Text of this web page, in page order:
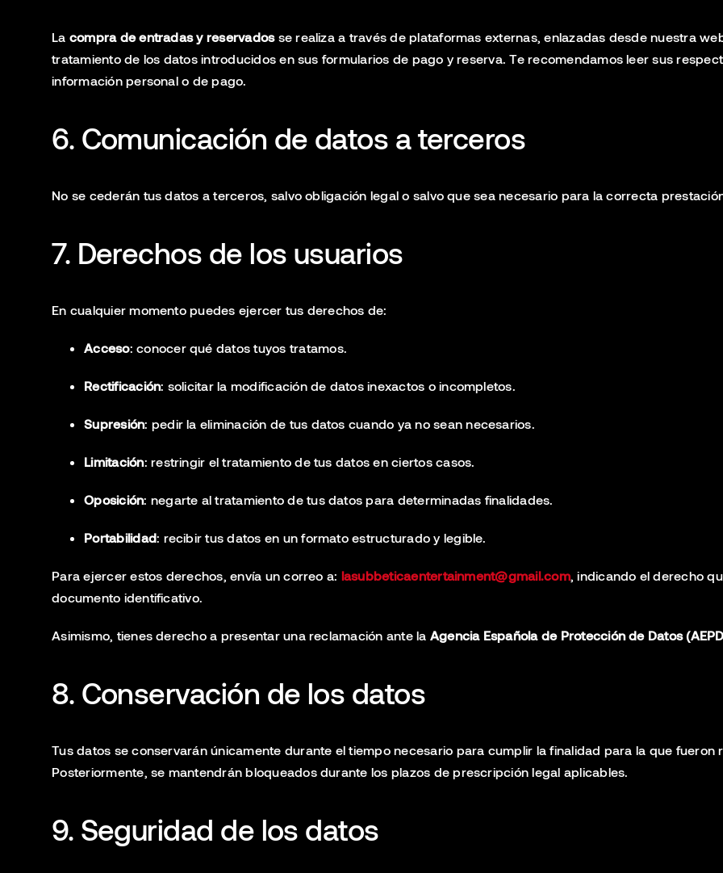
La compra de entradas y reservadosse realiza a través de plataformas externas, enlazadas desde nuestra
tratamiento de los datos introducidos en sus formularios de pago y reserva. Te recomendamos leer sus
información personal o de pago.
6. Comunicación de datos a terceros
No se cederán tus datos a terceros, salvo obligación legal o salvo que sea necesario para la correcta
7. Derechos de los usuarios
En cualquier momento puedes ejercer tus derechos de:
Acceso: conocer qué datos tuyos tratamos.
Rectificación: solicitar la modificación de datos inexactos o incompletos.
Supresión: pedir la eliminación de tus datos cuando ya no sean necesarios.
Limitación: restringir el tratamiento de tus datos en ciertos casos.
Oposición: negarte al tratamiento de tus datos para determinadas finalidades.
Portabilidad: recibir tus datos en un formato estructurado y legible.
Para ejercer estos derechos, envía un correo a: lasubbeticaentertainment@gmail.com, indicando el derecho
documento identificativo.
Asimismo, tienes derecho a presentar una reclamación ante la Agencia Española de Protección de Datos
8. Conservación de los datos
Tus datos se conservarán únicamente durante el tiempo necesario para cumplir la finalidad para la que
Posteriormente, se mantendrán bloqueados durante los plazos de prescripción legal aplicables.
9. Seguridad de los datos